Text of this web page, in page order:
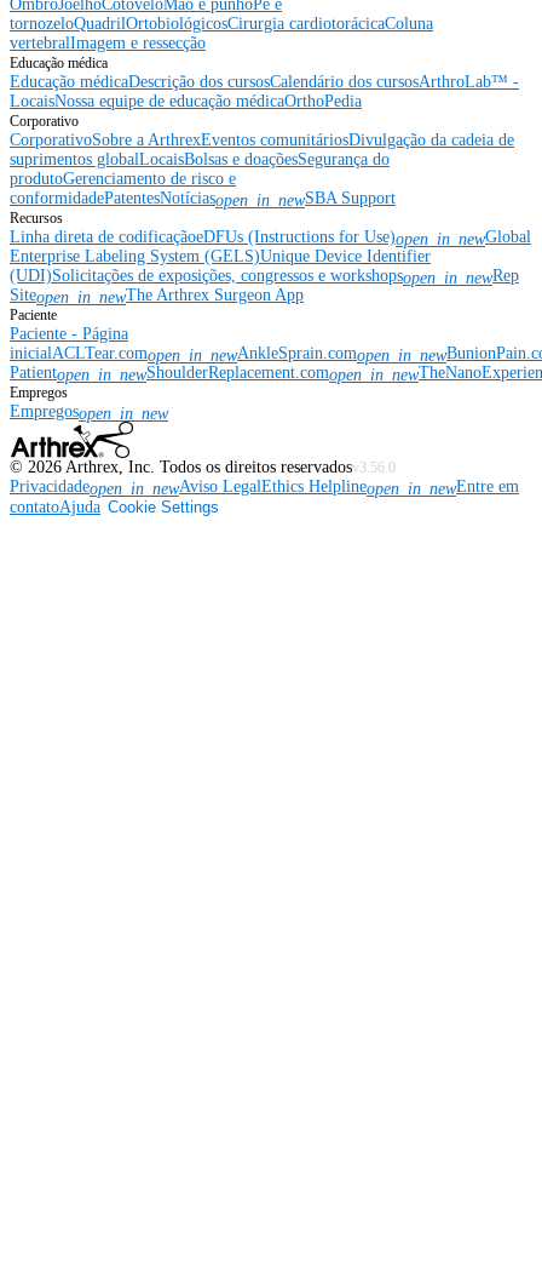
OmbroJoelhoCotoveloMão e punhoPé e
tornozeloQuadrilOrtobiológicosCirurgia cardiotorácicaColuna
vertebralImagem e ressecção
Educação médica
Educação médicaDescrição dos cursosCalendário dos cursosArthroLab™ -
LocaisNossa equipe de educação médicaOrthoPedia
Corporativo
CorporativoSobre a ArthrexEventos comunitáriosDivulgação da cadeia de
suprimentos globalLocaisBolsas e doaçõesSegurança do
produtoGerenciamento de risco e
conformidadePatentesNotíciasopen_in_newSBA Support
Recursos
Linha direta de codificaçãoeDFUs (Instructions for Use)open_in_newGlobal
Enterprise Labeling System (GELS)Unique Device Identifier
(UDI)Solicitações de exposições, congressos e workshopsopen_in_newRep
Siteopen_in_newThe Arthrex Surgeon App
Paciente
Paciente - Página
inicialACLTear.comopen_in_newAnkleSprain.comopen_in_new
Patientopen_in_newShoulderReplacement.comopen_in_new
Empregos
Empregosopen_in_new
© 2026 Arthrex, Inc. Todos os direitos reservadosv3.56.0
Privacidadeopen_in_newAviso LegalEthics Helplineopen_in_newEntre em
contatoAjuda Cookie Settings